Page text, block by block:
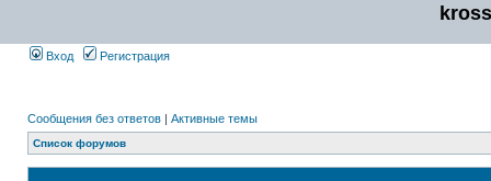
Вход Регистрация
Сообщения без ответов | Активные темы
Список форумов